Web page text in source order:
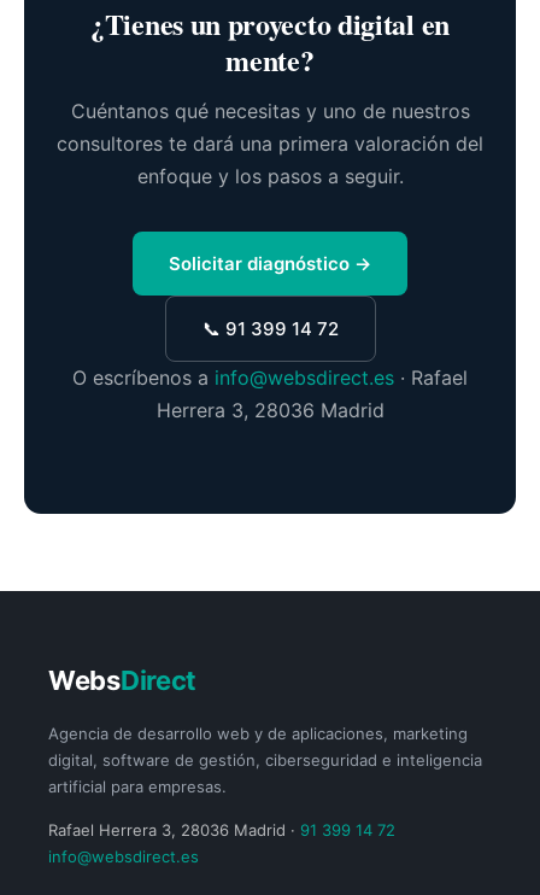
¿Tienes un proyecto digital en
mente?
Cuéntanos qué necesitas y uno de nuestros
consultores te dará una primera valoración del
enfoque y los pasos a seguir.
Solicitar diagnóstico →
📞 91 399 14 72
O escríbenos a info@websdirect.es · Rafael
Herrera 3, 28036 Madrid
WebsDirect
Agencia de desarrollo web y de aplicaciones, marketing
digital, software de gestión, ciberseguridad e inteligencia
artificial para empresas.
Rafael Herrera 3, 28036 Madrid · 91 399 14 72
info@websdirect.es